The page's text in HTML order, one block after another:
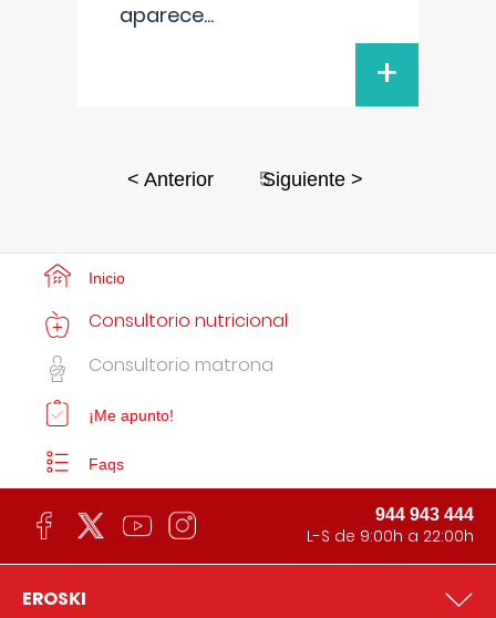
aparece...
+
< Anterior 5
Siguiente >
Inicio
Consultorio nutricional
Consultorio matrona
¡Me apunto!
Faqs
944 943 444
L-S de 9:00h a 22:00h
EROSKI